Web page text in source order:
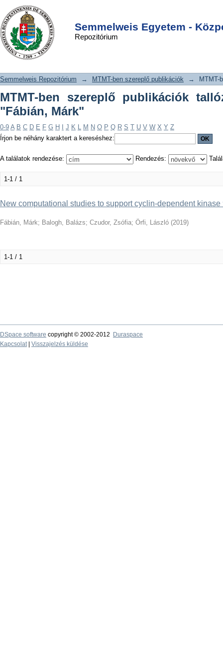
Semmelweis Egyetem -
Repozitórium
MTMT-ben szereplő publikációk
tallózása szerző szerint "Fábián, Márk"
DSpace/Manakin Repository
Semmelweis Repozitórium → MTMT-ben szereplő publikációk → MTMT-
MTMT-ben szereplő publikációk
"Fábián, Márk"
0-9 A B C D E F G H J K L M N O P Q R S T U V W X Y Z
Írjon be néhány karaktert a kereséshez:
A találatok rendezése: Rendezés:
1-1 / 1
New computational studies to support cyclin-dependent
Fábián, Márk; Balogh, Balázs; Czudor, Zsófia; Örfi, László (2019)
1-1 / 1
DSpace software copyright © 2002-2012
Duraspace
Kapcsolat| Visszajelzés küldése